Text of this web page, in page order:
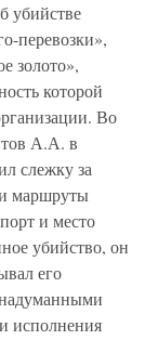
убийстве
перевозки»,
золото»,
которой
Во
А.А. в
слежку за
маршруты
и место
убийство, он
его
исполнения